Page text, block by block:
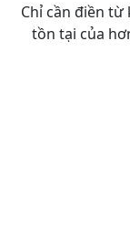
Chỉ cần điền
tồn tại của